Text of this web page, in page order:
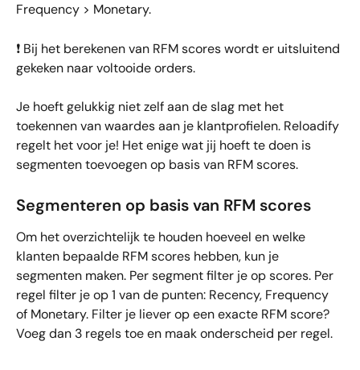
Frequency > Monetary.
❗️ Bij het berekenen van RFM scores wordt er uitsluitend
gekeken naar voltooide orders.
Je hoeft gelukkig niet zelf aan de slag met het
toekennen van waardes aan je klantprofielen. Reloadify
regelt het voor je! Het enige wat jij hoeft te doen is
segmenten toevoegen op basis van RFM scores.
Segmenteren op basis van RFM scores
Om het overzichtelijk te houden hoeveel en welke
klanten bepaalde RFM scores hebben, kun je
segmenten maken. Per segment filter je op scores. Per
regel filter je op 1 van de punten: Recency, Frequency
of Monetary. Filter je liever op een exacte RFM score?
Voeg dan 3 regels toe en maak onderscheid per regel.